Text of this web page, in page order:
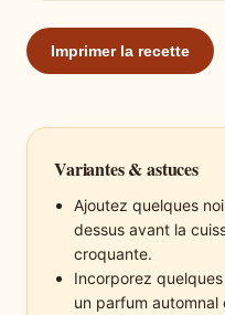
Imprimer la recette
Variantes & astuces
Ajoutez quelques
dessus avant la
croquante.
Incorporez
un parfum automnal